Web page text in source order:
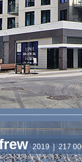
2019| 217